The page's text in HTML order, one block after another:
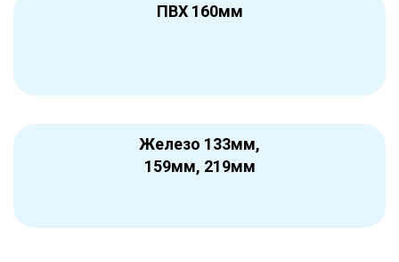
ПВХ 160мм
Железо 133мм,
159мм, 219мм